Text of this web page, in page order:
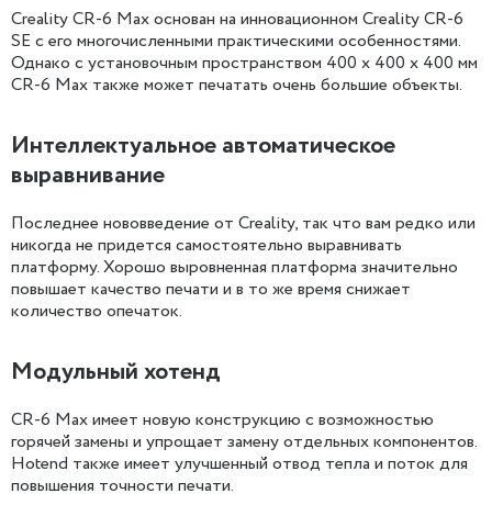
Creality CR-6 Maxоснован на инновационном CrealityCR-6
SE с его многочисленными практическими особенностями.
Однако с установочным пространством 400 x 400 x 400 мм
CR-6 Max также может печатать очень большие объекты.
Интеллектуальное автоматическое
выравнивание
Последнее нововведение от Creality, так что вам редко или
никогда не придется самостоятельно выравнивать
платформу. Хорошо выровненная платформа значительно
повышает качество печати и в то же время снижает
количество опечаток.
Модульный хотенд
CR-6 Max имеет новую конструкцию с возможностью
горячей замены и упрощает замену отдельных компонентов.
Hotend также имеет улучшенный отвод тепла и поток для
повышения точности печати.